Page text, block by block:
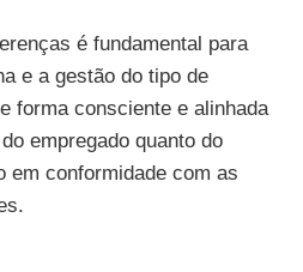
é fundamental para
e a gestão do tipo de
forma consciente e alinhada
empregado quanto do
em conformidade com as